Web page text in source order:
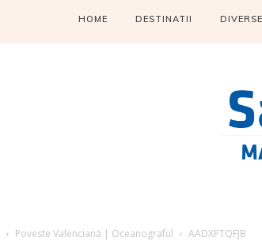
HOME DESTINATII DIVERSE
Poveste Valenciană | Oceanograful AADXPTQFJB